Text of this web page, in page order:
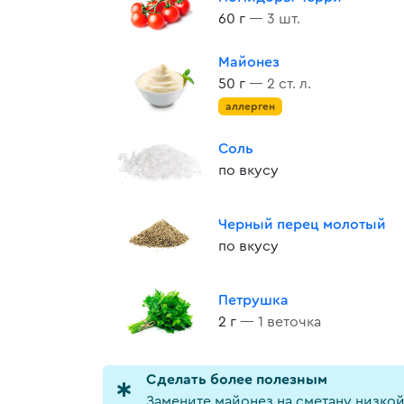
60 г — 3 шт.
Майонез
50 г — 2 ст. л.
аллерген
Соль
по вкусу
Черный перец молотый
по вкусу
Петрушка
2 г — 1 веточка
Cделать более полезным